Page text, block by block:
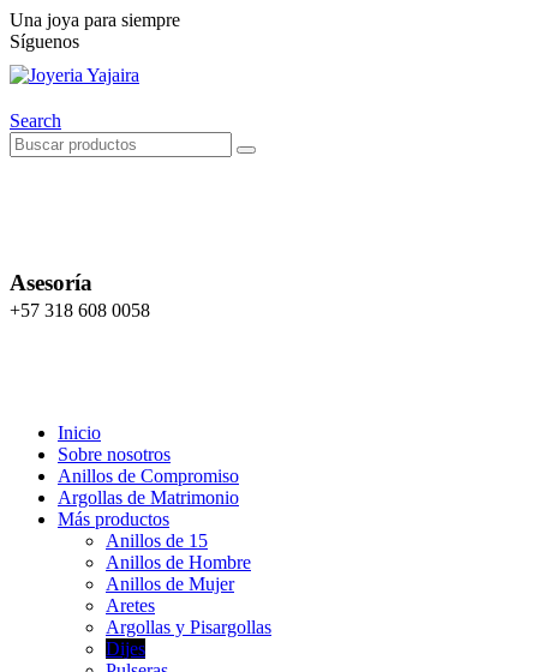
Una joya para siempre
Síguenos
Search
Asesoría
+57 318 608 0058
Inicio
Sobre nosotros
Anillos de Compromiso
Argollas de Matrimonio
Más productos
Anillos de 15
Anillos de Hombre
Anillos de Mujer
Aretes
Argollas y Pisargollas
Dijes